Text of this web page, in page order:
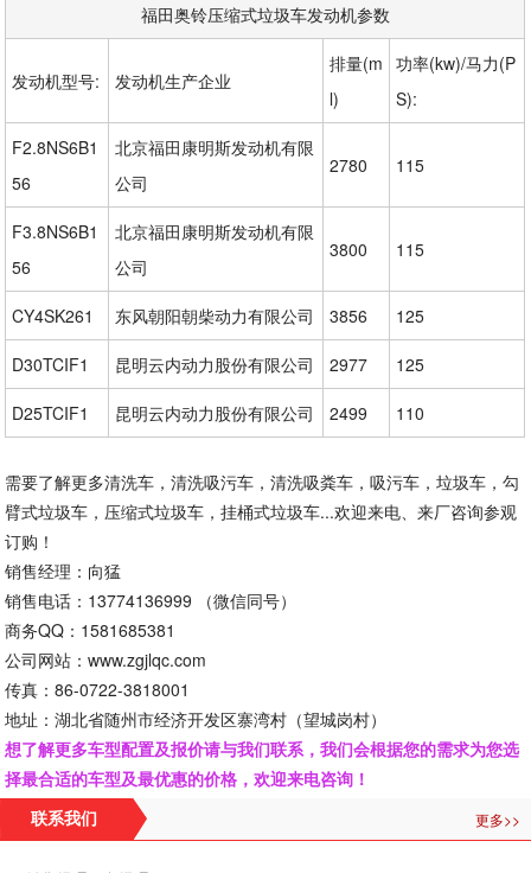
福田奥铃压缩式垃圾车发动机参数
发动机型号: 发动机生产企业
排量(m
l)
功率(kw)/马力(P
S):
F2.8NS6B1
56
北京福田康明斯发动机有限
公司
2780 115
F3.8NS6B1
56
北京福田康明斯发动机有限
公司
3800 115
CY4SK261 东风朝阳朝柴动力有限公司 3856 125
D30TCIF1 昆明云内动力股份有限公司 2977 125
D25TCIF1 昆明云内动力股份有限公司 2499 110
需要了解更多清洗车，清洗吸污车，清洗吸粪车，吸污车，垃圾车，勾
臂式垃圾车，压缩式垃圾车，挂桶式垃圾车...欢迎来电、来厂咨询参观
订购！
销售经理：向猛
销售电话：13774136999 （微信同号）
商务QQ：1581685381
公司网站：www.zgjlqc.com
传真：86-0722-3818001
地址：湖北省随州市经济开发区寨湾村（望城岗村）
想了解更多车型配置及报价请与我们联系，我们会根据您的需求为您选
择最合适的车型及最优惠的价格，欢迎来电咨询！
联系我们 更多>>